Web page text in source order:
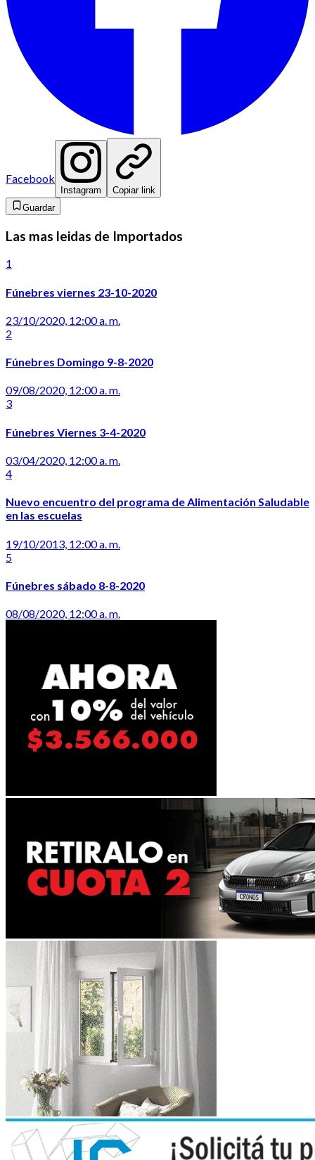
Facebook
Instagram
Copiar link
Guardar
Las mas leidas de Importados
1
Fúnebres viernes 23-10-2020
23/10/2020, 12:00 a. m.
2
Fúnebres Domingo 9-8-2020
09/08/2020, 12:00 a. m.
3
Fúnebres Viernes 3-4-2020
03/04/2020, 12:00 a. m.
4
Nuevo encuentro del programa de Alimentación Saludable
en las escuelas
19/10/2013, 12:00 a. m.
5
Fúnebres sábado 8-8-2020
08/08/2020, 12:00 a. m.